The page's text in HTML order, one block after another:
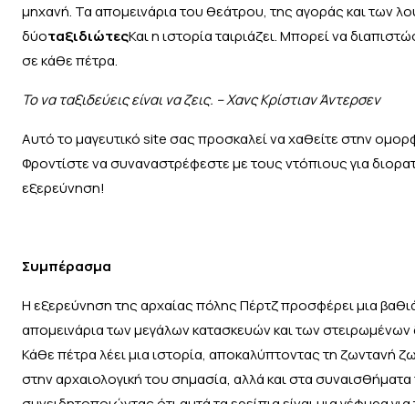
μηχανή. Τα απομεινάρια του θεάτρου, της αγοράς και των
δύοταξιδιώτεςΚαι η ιστορία ταιριάζει. Μπορεί να
σε κάθε πέτρα.
Το να ταξιδεύεις είναι να ζεις. – Χανς Κρίστιαν Άντερσεν
Αυτό το μαγευτικό site σας προσκαλεί να χαθείτε στην
Φροντίστε να συναναστρέφεστε με τους ντόπιους για
εξερεύνηση!
Συμπέρασμα
Η εξερεύνηση της αρχαίας πόλης Πέρτζ προσφέρει μια
απομεινάρια των μεγάλων κατασκευών και των
Κάθε πέτρα λέει μια ιστορία, αποκαλύπτοντας τη ζωντανή
στην αρχαιολογική του σημασία, αλλά και στα